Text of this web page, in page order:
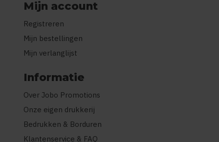
Mijn account
Registreren
Mijn bestellingen
Mijn verlanglijst
Informatie
Over Jobo Promotions
Onze eigen drukkerij
Bedrukken & Borduren
Klantenservice & FAQ